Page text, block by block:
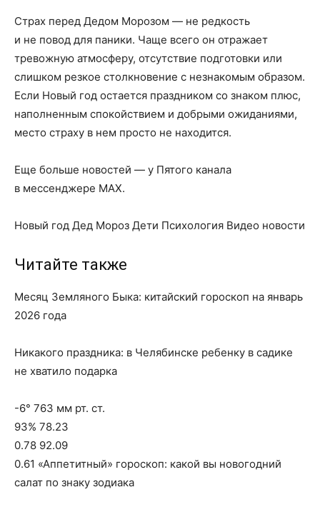
Страх перед Дедом Морозом — не редкость
и не повод для паники. Чаще всего он отражает
тревожную атмосферу, отсутствие подготовки или
слишком резкое столкновение с незнакомым образом.
Если Новый год остается праздником со знаком плюс,
наполненным спокойствием и добрыми ожиданиями,
место страху в нем просто не находится.
Еще больше новостей — у Пятого канала
в мессенджере MAX.
Новый год Дед Мороз Дети Психология Видео новости
Читайте также
Месяц Земляного Быка: китайский гороскоп на январь
2026 года
Никакого праздника: в Челябинске ребенку в садике
не хватило подарка
-6° 763 мм рт. ст.
93% 78.23
0.78 92.09
0.61 «Аппетитный» гороскоп: какой вы новогодний
салат по знаку зодиака